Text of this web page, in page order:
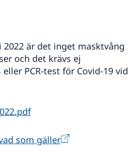
2022 är det inget masktvång
och det krävs ej
PCR-test för Covid-19 vid
som gäller